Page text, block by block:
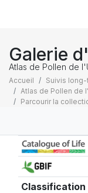
Galerie
Atlas de Pollen de
Accueil
Suivis
Atlas de Pollen de
Parcourir la
Classification